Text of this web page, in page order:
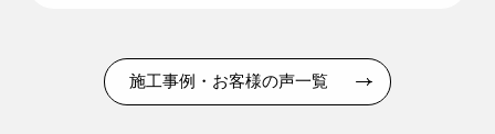
施工事例・お客様の声一覧